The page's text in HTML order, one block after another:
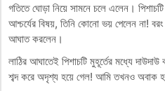
গতিতে ঘোড়া নিয়ে সামনে চলে এলেন।
আশ্চর্যের বিষয়, তিনি কোনো ভয় পেলেন না! বরং
আঘাত করলেন।
লাঠির আঘাতেই পিশাচটি মুহূর্তের মধ্যে
শব্দ করে অদৃশ্য হয়ে গেল! আমি তখনও অবাক